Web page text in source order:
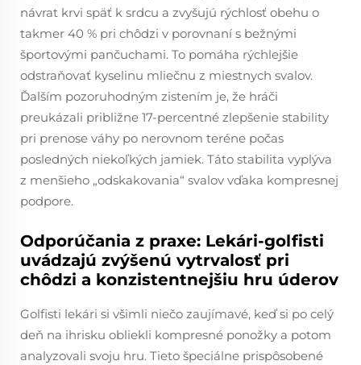
návrat krvi späť k srdcu a zvyšujú rýchlosť obehu o
takmer 40 % pri chôdzi v porovnaní s bežnými
športovými pančuchami. To pomáha rýchlejšie
odstraňovať kyselinu mliečnu z miestnych svalov.
Ďalším pozoruhodným zistením je, že hráči
preukázali približne 17-percentné zlepšenie stability
pri prenose váhy po nerovnom teréne počas
posledných niekoľkých jamiek. Táto stabilita vyplýva
z menšieho „odskakovania“ svalov vďaka kompresnej
podpore.
Odporúčania z praxe: Lekári-golfisti
uvádzajú zvýšenú vytrvalosť pri
chôdzi a konzistentnejšiu hru úderov
Golfisti lekári si všimli niečo zaujímavé, keď si po celý
deň na ihrisku obliekli kompresné ponožky a potom
analyzovali svoju hru. Tieto špeciálne prispôsobené